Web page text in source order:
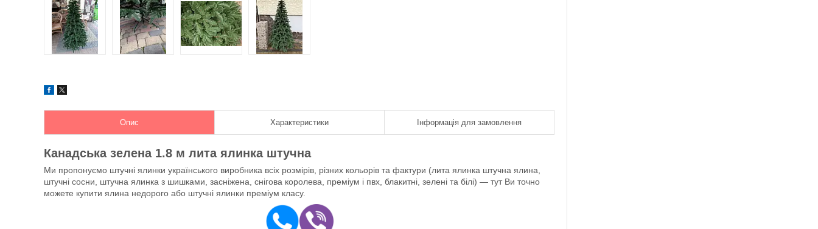
Опис Характеристики Інформація для замовлення
Канадська зелена 1.8 м лита ялинка штучна
Ми пропонуємо штучні ялинки українського виробника всіх розмірів, різних кольорів та фактури (лита ялинка штучна ялина,
штучні сосни, штучна ялинка з шишками, засніжена, снігова королева, преміум і пвх, блакитні, зелені та білі) — тут Ви точно
можете купити ялина недорого або штучні ялинки преміум класу.